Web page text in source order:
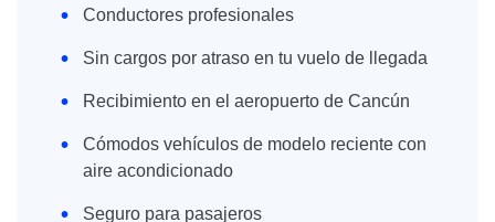
Conductores profesionales
Sin cargos por atraso en tu vuelo de llegada
Recibimiento en el aeropuerto de Cancún
Cómodos vehículos de modelo reciente con
aire acondicionado
Seguro para pasajeros